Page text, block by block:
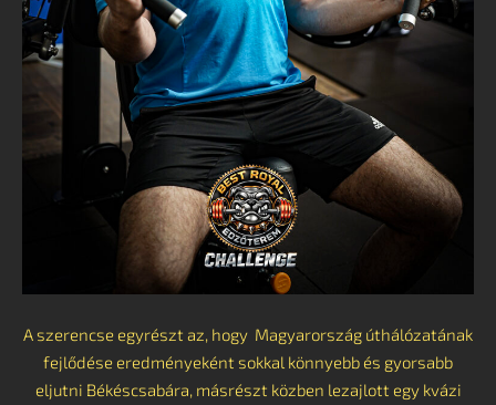
A szerencse egyrészt az, hogy Magyarország úthálózatának
fejlődése eredményeként sokkal könnyebb és gyorsabb
eljutni Békéscsabára, másrészt közben lezajlott egy kvázi